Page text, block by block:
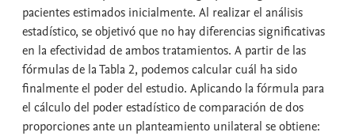
pacientes estimados inicialmente. Al realizar el análisis
estadístico, se objetivó que no hay diferencias significativas
en la efectividad de ambos tratamientos. A partir de las
fórmulas de la Tabla 2, podemos calcular cuál ha sido
finalmente el poder del estudio. Aplicando la fórmula para
el cálculo del poder estadístico de comparación de dos
proporciones ante un planteamiento unilateral se obtiene: